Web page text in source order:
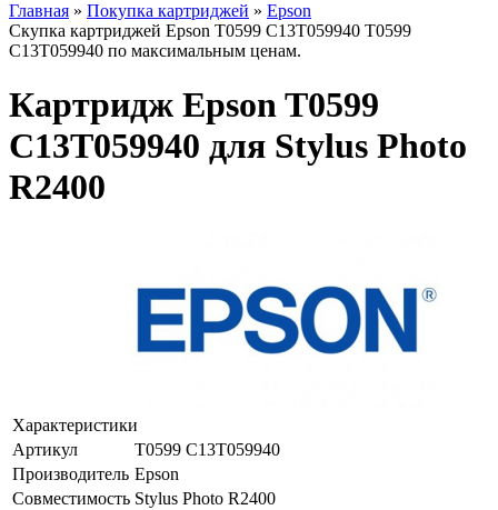
Главная » Покупка картриджей » Epson
Скупка картриджей Epson T0599 C13T059940 T0599
C13T059940 по максимальным ценам.
Картридж Epson T0599
C13T059940 для Stylus Photo
R2400
Характеристики
Артикул
T0599 C13T059940
Производитель Epson
Совместимость Stylus Photo R2400